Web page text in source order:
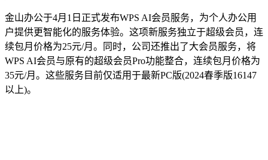
金山办公于4月1日正式发布WPS AI会员服务，为个人办公用
户提供更智能化的服务体验。这项新服务独立于超级会员，连
续包月价格为25元/月。同时，公司还推出了大会员服务，将
WPS AI会员与原有的超级会员Pro功能整合，连续包月价格为
35元/月。这些服务目前仅适用于最新PC版(2024春季版16147
以上)。